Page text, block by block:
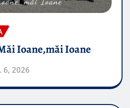
Ioane,măi Ioane
6, 2026